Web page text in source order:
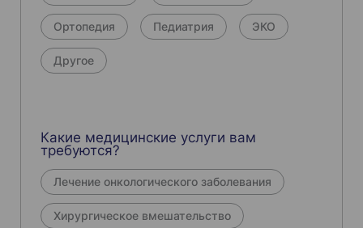
Ортопедия Педиатрия ЭКО
Другое
Какие медицинские услуги вам
требуются?
Лечение онкологического заболевания
Хирургическое вмешательство